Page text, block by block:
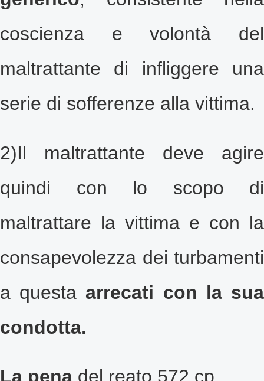
coscienza e volontà del
maltrattante di infliggere una
serie di sofferenze alla vittima.
2)Il maltrattante deve agire
quindi con lo scopo di
maltrattare la vittima e con la
consapevolezza dei turbamenti
a questa arrecati con la sua
condotta.
La pena del reato 572 cp